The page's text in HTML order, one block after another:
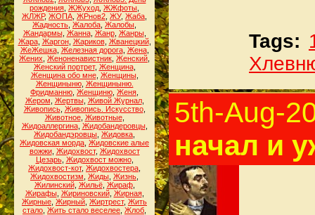
рождения ЖЖуход ЖЖфоты
ЖЛЖР, ЖОПА ЖРнов2 ЖУ, Жаба
Жадность Жалоба Жалобы
Жандармы, Жанна, Жанр, Жанры,
Жара, Жаргон, Жариков, Жванецкий,
ЖеЖешка, Железная дорога, Жена,
Жених Женоненавистник Женский
Женский портрет, Женщина,
Женщина обо мне, Женщины,
Женщиныню, Женщиныню.
Фридманню Женщиню Женя
Жером Жертвы, Живой Журнал,
Живопись, Живопись. Искусство,
Животное, Животные,
Жидоаллергина, Жидобандеровцы,
Жидобандэровцы Жидовка
Жидовская морда Жидовские алые
вожжи, Жидохвост, Жидохвост
Цезарь, Жидохвост можно,
Жидохвост-кот, Жидохвостера
Жидохвостизм Жиды Жизнь
Жилинский, Жильё, Жираф,
Жирафы, Жириновский, Жирная,
Жирные Жирный Жиртрест, Жить
стало Жить стало веселее Жлоб
Tags:
5th-Aug-
начал и